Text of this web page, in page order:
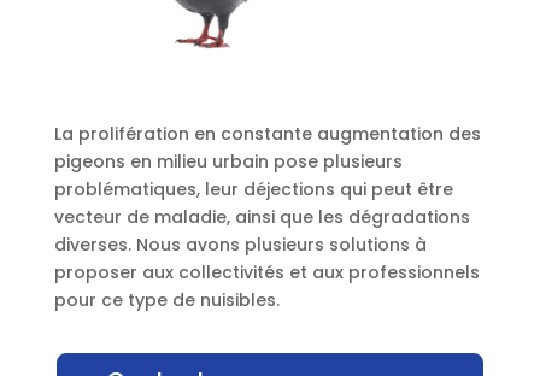
La prolifération en constante augmentation des
pigeons en milieu urbain pose plusieurs
problématiques, leur déjections qui peut être
vecteur de maladie, ainsi que les dégradations
diverses. Nous avons plusieurs solutions à
proposer aux collectivités et aux professionnels
pour ce type de nuisibles.